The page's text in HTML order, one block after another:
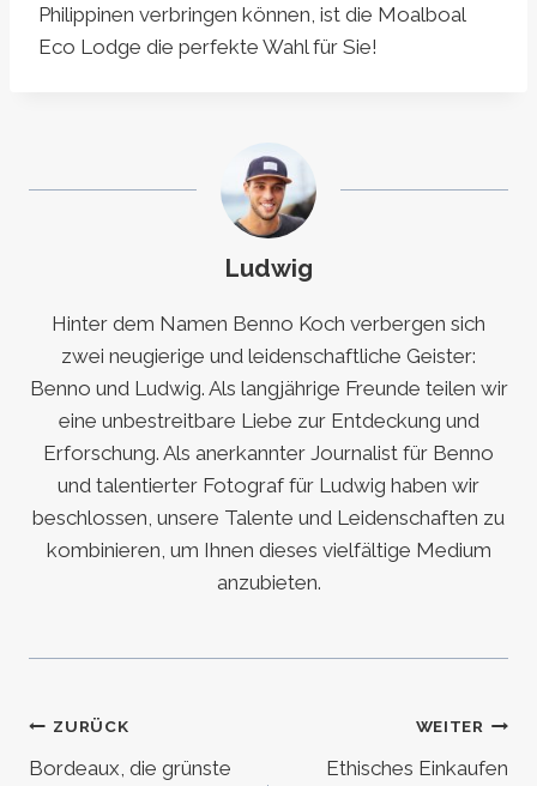
Philippinen verbringen können, ist die Moalboal
Eco Lodge die perfekte Wahl für Sie!
Ludwig
Hinter dem Namen Benno Koch verbergen sich
zwei neugierige und leidenschaftliche Geister:
Benno und Ludwig. Als langjährige Freunde teilen wir
eine unbestreitbare Liebe zur Entdeckung und
Erforschung. Als anerkannter Journalist für Benno
und talentierter Fotograf für Ludwig haben wir
beschlossen, unsere Talente und Leidenschaften zu
kombinieren, um Ihnen dieses vielfältige Medium
anzubieten.
Beitragsnavigation
ZURÜCK
Bordeaux, die grünste
WEITER
Ethisches Einkaufen